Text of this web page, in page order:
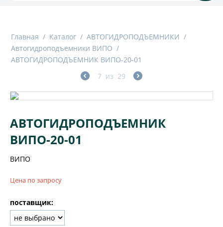
Главная / Каталог / АВТОГИДРОПОДЪЕМНИКИ /
Автогидроподъемники ВИПО /
АВТОГИДРОПОДЪЕМНИК ВИПО-20-01
7 из 29
АВТОГИДРОПОДЪЕМНИК
ВИПО-20-01
ВИПО
Цена по запросу
поставщик: